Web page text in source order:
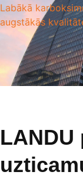
Labākā
augstākās
LANDU